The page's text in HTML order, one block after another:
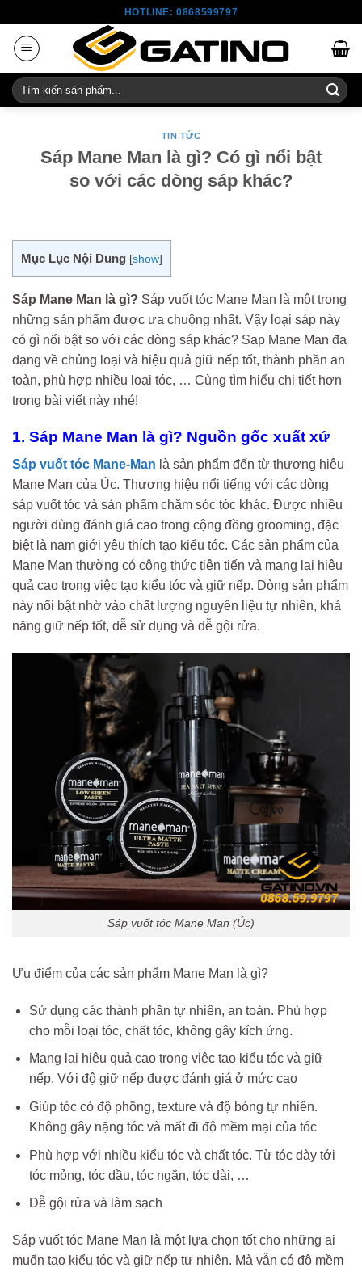
content
HOTLINE: 0868599797
Tìm
kiếm:
TIN TỨC
Sáp Mane Man là gì? Có gì nổi bật
so với các dòng sáp khác?
Mục Lục Nội Dung [show]
Sáp Mane Man là gì? Sáp vuốt tóc Mane Man là một trong
những sản phẩm được ưa chuộng nhất. Vậy loại sáp này
có gì nổi bật so với các dòng sáp khác? Sap Mane Man đa
dạng về chủng loại và hiệu quả giữ nếp tốt, thành phần an
toàn, phù hợp nhiều loại tóc, … Cùng tìm hiểu chi tiết hơn
trong bài viết này nhé!
1. Sáp Mane Man là gì? Nguồn gốc xuất xứ
Sáp vuốt tóc Mane-Man là sản phẩm đến từ thương hiệu
Mane Man của Úc. Thương hiệu nổi tiếng với các dòng
sáp vuốt tóc và sản phẩm chăm sóc tóc khác. Được nhiều
người dùng đánh giá cao trong cộng đồng grooming, đặc
biệt là nam giới yêu thích tạo kiểu tóc. Các sản phẩm của
Mane Man thường có công thức tiên tiến và mang lại hiệu
quả cao trong việc tạo kiểu tóc và giữ nếp. Dòng sản phẩm
này nổi bật nhờ vào chất lượng nguyên liệu tự nhiên, khả
năng giữ nếp tốt, dễ sử dụng và dễ gội rửa.
Sáp vuốt tóc Mane Man (Úc)
Ưu điểm của các sản phẩm Mane Man là gì?
Sử dụng các thành phần tự nhiên, an toàn. Phù hợp
cho mỗi loại tóc, chất tóc, không gây kích ứng.
Mang lại hiệu quả cao trong việc tạo kiểu tóc và giữ
nếp. Với độ giữ nếp được đánh giá ở mức cao
Giúp tóc có độ phồng, texture và độ bóng tự nhiên.
Không gây nặng tóc và mất đi độ mềm mại của tóc
Phù hợp với nhiều kiểu tóc và chất tóc. Từ tóc dày tới
tóc mỏng, tóc dầu, tóc ngắn, tóc dài, …
Dễ gội rửa và làm sạch
Sáp vuốt tóc Mane Man là một lựa chọn tốt cho những ai
muốn tạo kiểu tóc và giữ nếp tự nhiên. Mà vẫn có độ mềm